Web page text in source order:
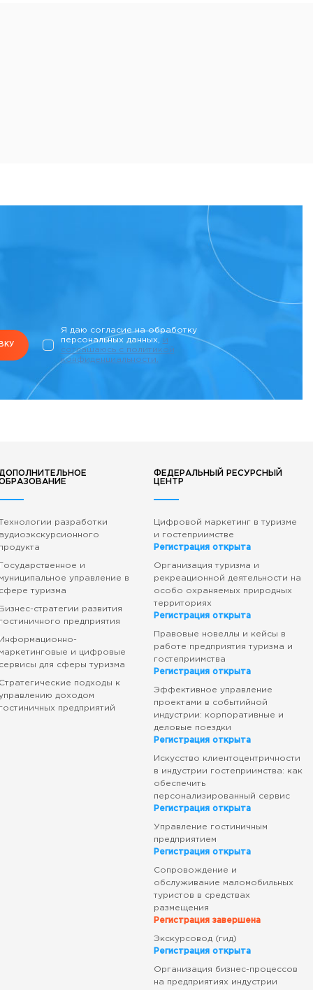
Я даю согласие на обработку
персональных данных,
и
соглашаюсь c политикой
конфиденциальности.
разработки
аудиоэкскурсионного
продукта
Государственное и
муниципальное управление в
сфере туризма
Бизнес-стратегии развития
гостиничного предприятия
Информационно-
маркетинговые и цифровые
сервисы для сферы туризма
Стратегические подходы к
доходом
гостиничных предприятий
ФЕДЕРАЛЬНЫЙ РЕСУРСНЫЙ
ЦЕНТР
Цифровой маркетинг в туризме
и гостеприимстве
Регистрация открыта
Организация туризма и
рекреационной деятельности на
особо охраняемых природных
территориях
Регистрация открыта
Правовые новеллы и кейсы в
работе предприятия туризма и
гостеприимства
Регистрация открыта
Эффективное управление
проектами в событийной
индустрии: корпоративные и
деловые поездки
Регистрация открыта
Искусство клиентоцентричности
в индустрии гостеприимства: как
обеспечить
персонализированный сервис
Регистрация открыта
Управление гостиничным
предприятием
Регистрация открыта
Сопровождение и
обслуживание маломобильных
туристов в средствах
размещения
Регистрация завершена
Экскурсовод (гид)
Регистрация открыта
Организация бизнес-процессов
на предприятиях индустрии